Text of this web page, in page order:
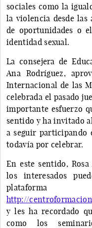
sociales como la
la violencia desde las
de oportunidades o
identidad sexual.
La consejera de
Ana Rodríguez,
Internacional de las
celebrada el pasado
importante esfuerzo
sentido y ha invitado
a seguir participando
todavía por celebrar.
En este sentido,
los interesados
http://
y les ha recordado
como los